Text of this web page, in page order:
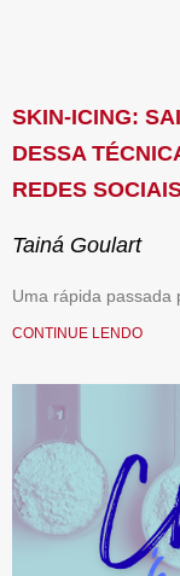
SKIN-ICING:
DESSA
REDES
Tainá Goulart
Uma rápida passada
CONTINUE LENDO